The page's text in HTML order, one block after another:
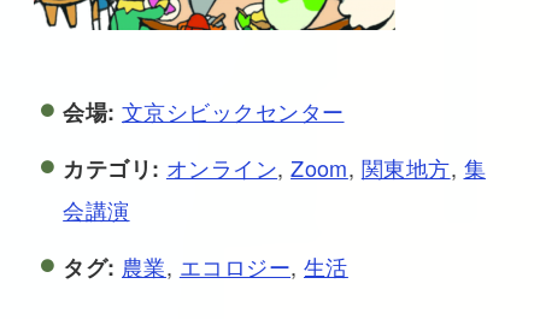
会場: 文京シビックセンター
カテゴリ: オンライン,Zoom, 関東地方, 集
会講演
タグ: 農業, エコロジー, 生活